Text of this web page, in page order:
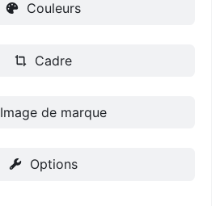
Couleurs
Cadre
Image de marque
Options